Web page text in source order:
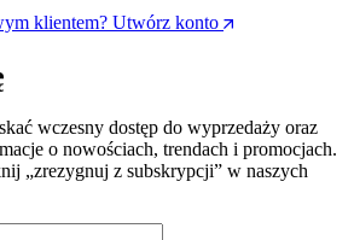
klientem? Utwórz konto
wczesny dostęp do wyprzedaży oraz
o nowościach, trendach i promocjach.
„zrezygnuj z subskrypcji” w naszych